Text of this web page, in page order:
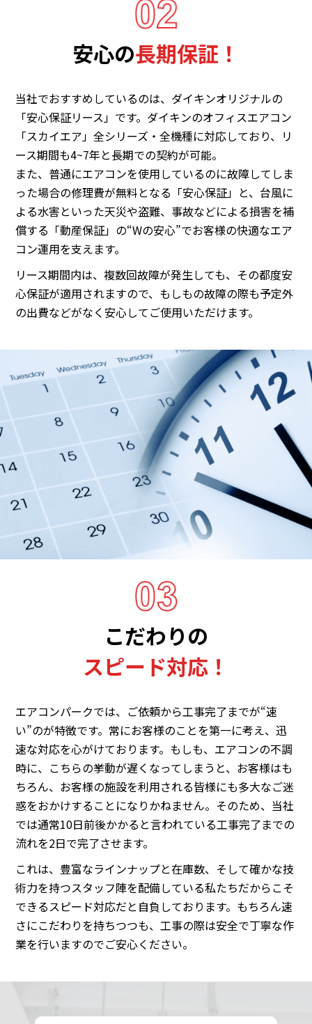
安心の長期保証！
当社でおすすめしているのは、ダイキンオリジナルの
「安心保証リース」です。ダイキンのオフィスエアコン
「スカイエア」全シリーズ・全機種に対応しており、リ
ース期間も4~7年と長期での契約が可能。
また、普通にエアコンを使用しているのに故障してしま
った場合の修理費が無料となる「安心保証」と、台風に
よる水害といった天災や盗難、事故などによる損害を補
償する「動産保証」の“Wの安心”でお客様の快適なエア
コン運用を支えます。
リース期間内は、複数回故障が発生しても、その都度安
心保証が適用されますので、もしもの故障の際も予定外
の出費などがなく安心してご使用いただけます。
こだわりの
スピード対応！
エアコンパークでは、ご依頼から工事完了までが“速
い”のが特徴です。常にお客様のことを第一に考え、迅
速な対応を心がけております。もしも、エアコンの不調
時に、こちらの挙動が遅くなってしまうと、お客様はも
ちろん、お客様の施設を利用される皆様にも多大なご迷
惑をおかけすることになりかねません。そのため、当社
では通常10日前後かかると言われている工事完了までの
流れを2日で完了させます。
これは、豊富なラインナップと在庫数、そして確かな技
術力を持つスタッフ陣を配備している私たちだからこそ
できるスピード対応だと自負しております。もちろん速
さにこだわりを持ちつつも、工事の際は安全で丁寧な作
業を行いますのでご安心ください。